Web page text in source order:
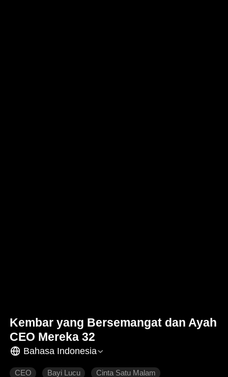
Kembar yang Bersemangat dan Ayah
CEO Mereka 32
Bahasa Indonesia
CEO Bayi Lucu Cinta Satu Malam